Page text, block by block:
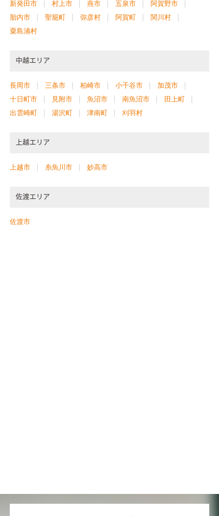
新発田市 村上市 燕市 五泉市
阿賀野市
胎内市
聖籠町 弥彦村 阿賀町
関川村
粟島浦村
中越エリア
長岡市 三条市 柏崎市 小千谷市
加茂市
十日町市
見附市 魚沼市 南魚沼市
田上町
出雲崎町
湯沢町 津南町 刈羽村
上越エリア
上越市 糸魚川市 妙高市
佐渡エリア
佐渡市